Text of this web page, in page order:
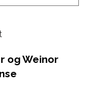
og Weinor